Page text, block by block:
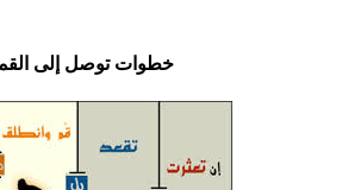
خطوات توصل إلى